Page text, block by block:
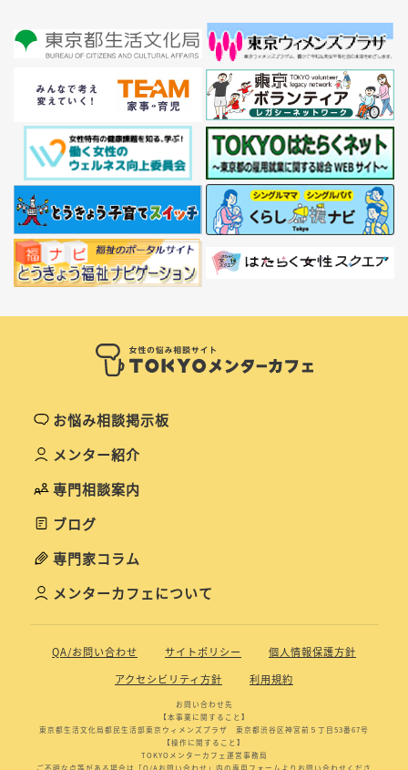
お悩み相談掲示板
メンター紹介
専門相談案内
ブログ
専門家コラム
メンターカフェについて
QA/お問い合わせ サイトポリシー
個人情報保護方針
アクセシビリティ方針
利用規約
お問い合わせ先
【本事業に関すること】
東京都生活文化局都民生活部東京ウィメンズプラザ 東京都渋谷区神宮前５丁目53番67号
【操作に関すること】
TOKYOメンターカフェ運営事務局
ご不明な点等がある場合は「Q/Aお問い合わせ」内の専用フォームよりお問い合わせくださ